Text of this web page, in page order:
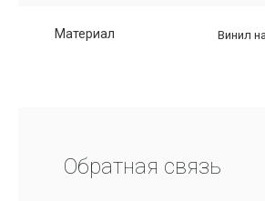
Материал Винил
Обратная связь